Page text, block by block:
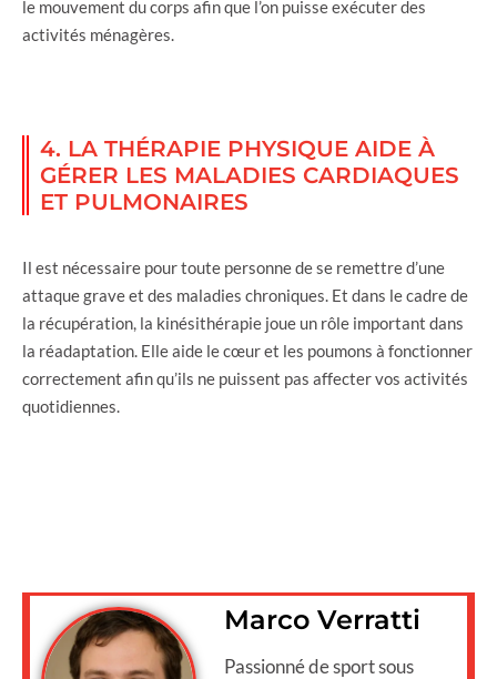
le mouvement du corps afin que l’on puisse exécuter des
activités ménagères.
4. LA THÉRAPIE PHYSIQUE AIDE À
GÉRER LES MALADIES CARDIAQUES
ET PULMONAIRES
Il est nécessaire pour toute personne de se remettre d’une
attaque grave et des maladies chroniques. Et dans le cadre de
la récupération, la kinésithérapie joue un rôle important dans
la réadaptation. Elle aide le cœur et les poumons à fonctionner
correctement afin qu’ils ne puissent pas affecter vos activités
quotidiennes.
Marco Verratti
Passionné de sport sous